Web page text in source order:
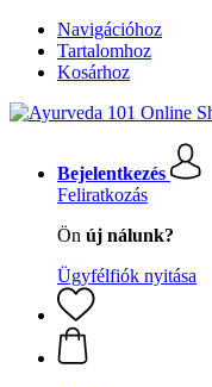
Navigációhoz
Tartalomhoz
Kosárhoz
Bejelentkezés
Feliratkozás
Ön új nálunk?
Ügyfélfiók nyitása